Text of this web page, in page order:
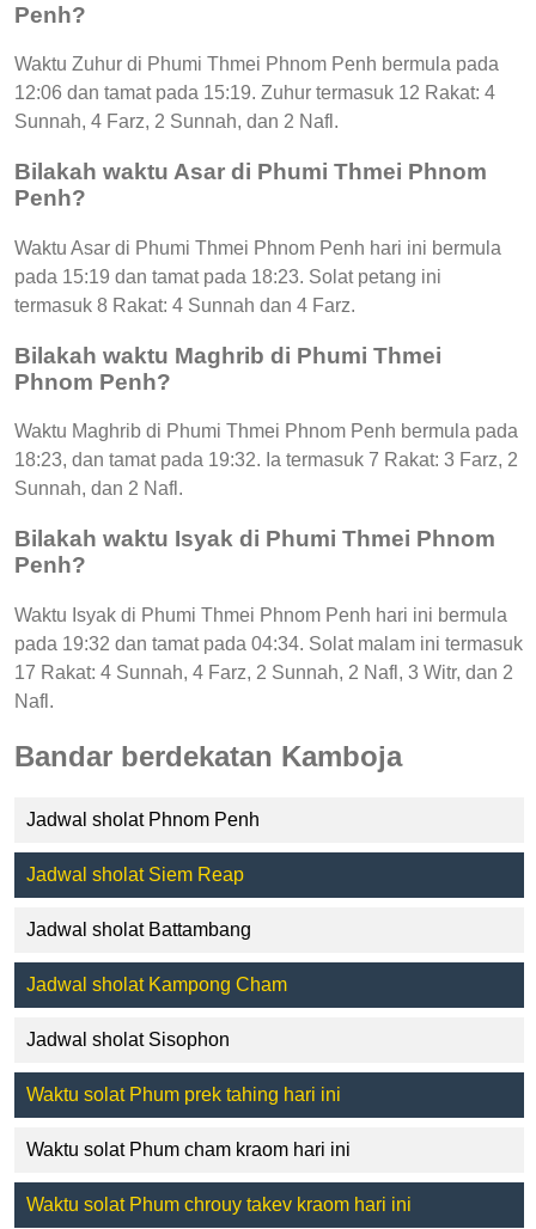
Penh?
Waktu Zuhur di Phumi Thmei Phnom Penh bermula pada
12:06 dan tamat pada 15:19. Zuhur termasuk 12 Rakat: 4
Sunnah, 4 Farz, 2 Sunnah, dan 2 Nafl.
Bilakah waktu Asar di Phumi Thmei Phnom
Penh?
Waktu Asar di Phumi Thmei Phnom Penh hari ini bermula
pada 15:19 dan tamat pada 18:23. Solat petang ini
termasuk 8 Rakat: 4 Sunnah dan 4 Farz.
Bilakah waktu Maghrib di Phumi Thmei
Phnom Penh?
Waktu Maghrib di Phumi Thmei Phnom Penh bermula pada
18:23, dan tamat pada 19:32. Ia termasuk 7 Rakat: 3 Farz, 2
Sunnah, dan 2 Nafl.
Bilakah waktu Isyak di Phumi Thmei Phnom
Penh?
Waktu Isyak di Phumi Thmei Phnom Penh hari ini bermula
pada 19:32 dan tamat pada 04:34. Solat malam ini termasuk
17 Rakat: 4 Sunnah, 4 Farz, 2 Sunnah, 2 Nafl, 3 Witr, dan 2
Nafl.
Bandar berdekatan Kamboja
Jadwal sholat Phnom Penh
Jadwal sholat Siem Reap
Jadwal sholat Battambang
Jadwal sholat Kampong Cham
Jadwal sholat Sisophon
Waktu solat Phum prek tahing hari ini
Waktu solat Phum cham kraom hari ini
Waktu solat Phum chrouy takev kraom hari ini